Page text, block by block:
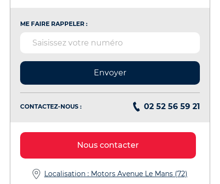
ME FAIRE RAPPELER :
Envoyer
CONTACTEZ-NOUS : 02 52 56 59 21
Nous contacter
Localisation : Motors Avenue Le Mans (72)